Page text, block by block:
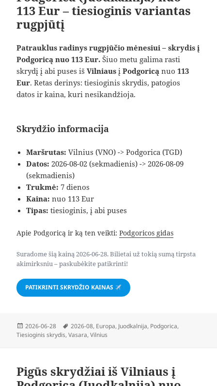
113 Eur – tiesioginis variantas
rugpjūtį
Patrauklus radinys rugpjūčio mėnesiui – skrydis į
Podgoricą nuo 113 Eur. Šiuo metu galima rasti
skrydį į abi puses išVilniaus įPodgoricą nuo113
Eur. Retas derinys: tiesioginis skrydis, patogios
datos ir kaina, kuri nesikandžioja.
Skrydžio informacija
Maršrutas: Vilnius (VNO) -> Podgorica (TGD)
Datos: 2026-08-02 (sekmadienis) -> 2026-08-09
(sekmadienis)
Trukmė: 7 dienos
Kaina: nuo 113 Eur
Tipas: tiesioginis, į abi puses
Apie Podgoricą ir ką ten veikti:Podgoricos gidas
Suradome šią kainą 2026-06-28. Bilietai už tokią sumą tirpsta
akimirksniu – paskubėkite patikrinti!
PATIKRINTI SKRYDŽIO KAINAS
Paskelbta
2026-06-28 Žymos
2026-08, Europa, Juodkalnija, Podgorica,
Tiesioginis skrydis,Vasara,Vilnius
Pigūs skrydžiai iš Vilniaus į